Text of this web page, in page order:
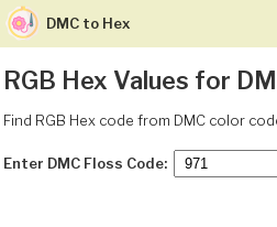
DMC to Hex
RGB Hex Values for
Find RGB Hex code from DMC color
Enter DMC Floss Code: